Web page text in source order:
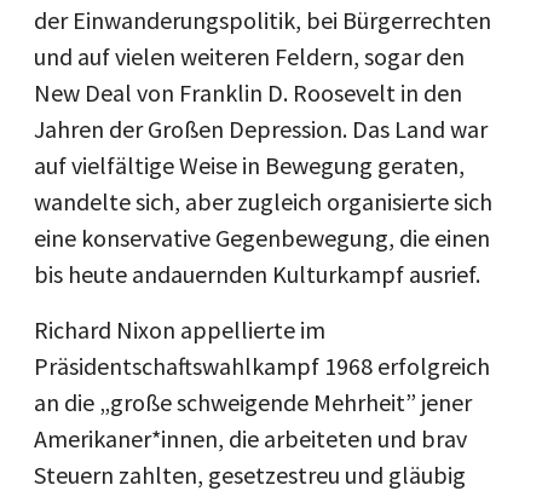
der Einwanderungspolitik, bei Bürgerrechten
und auf vielen weiteren Feldern, sogar den
New Deal von Franklin D. Roosevelt in den
Jahren der Großen Depression. Das Land war
auf vielfältige Weise in Bewegung geraten,
wandelte sich, aber zugleich organisierte sich
eine konservative Gegenbewegung, die einen
bis heute andauernden Kulturkampf ausrief.
Richard Nixon appellierte im
Präsidentschaftswahlkampf 1968 erfolgreich
an die „große schweigende Mehrheit” jener
Amerikaner*innen, die arbeiteten und brav
Steuern zahlten, gesetzestreu und gläubig